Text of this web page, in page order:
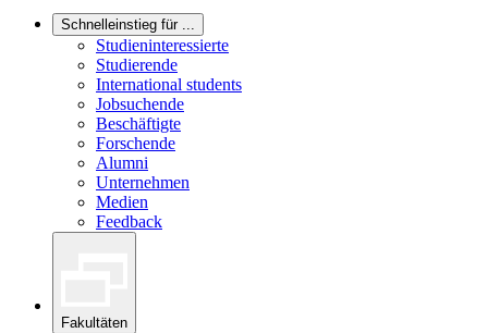
Schnelleinstieg für ...
Studieninteressierte
Studierende
International students
Jobsuchende
Beschäftigte
Forschende
Alumni
Unternehmen
Medien
Feedback
Fakultäten